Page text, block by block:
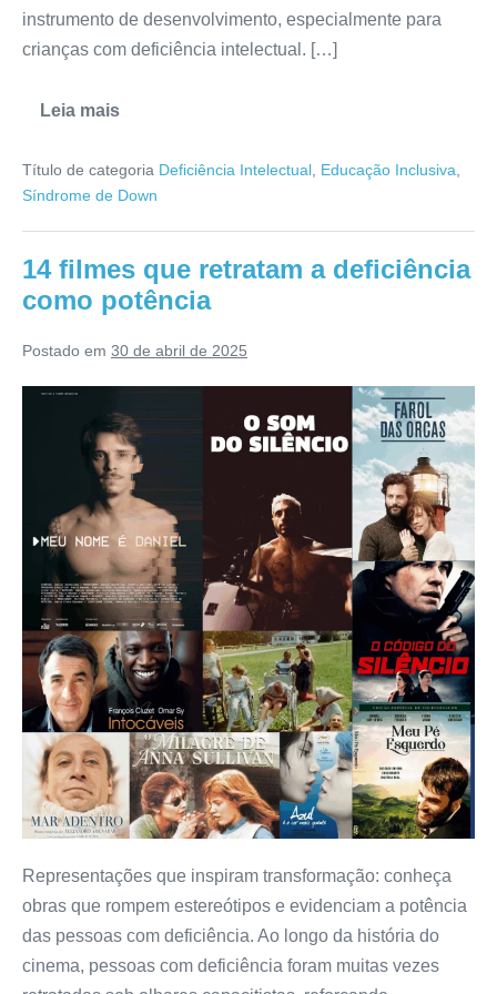
instrumento de desenvolvimento, especialmente para
crianças com deficiência intelectual. […]
Leia mais
Título de categoria Deficiência Intelectual Educação Inclusiva
Síndrome de Down
14 filmes que retratam a deficiência
como potência
Postado em 30 de abril de 2025
Representações que inspiram transformação: conheça
obras que rompem estereótipos e evidenciam a potência
das pessoas com deficiência. Ao longo da história do
cinema, pessoas com deficiência foram muitas vezes